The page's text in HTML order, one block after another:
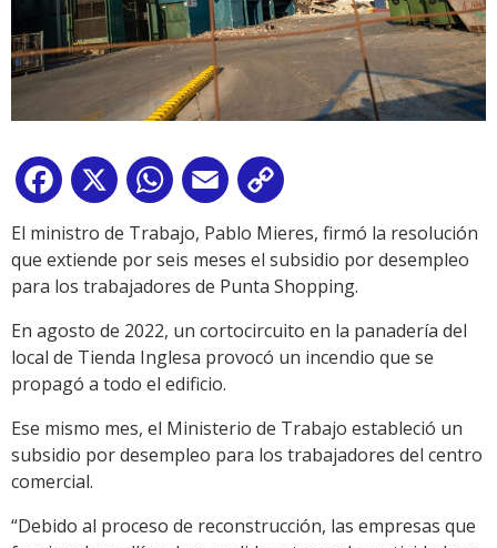
Facebook
X WhatsApp
Email
Link
El ministro de Trabajo, Pablo Mieres, firmó la resolución
que extiende por seis meses el subsidio por desempleo
para los trabajadores de Punta Shopping.
En agosto de 2022, un cortocircuito en la panadería del
local de Tienda Inglesa provocó un incendio que se
propagó a todo el edificio.
Ese mismo mes, el Ministerio de Trabajo estableció un
subsidio por desempleo para los trabajadores del centro
comercial.
“Debido al proceso de reconstrucción, las empresas que